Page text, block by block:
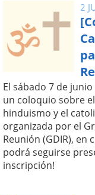
2
El sábado 7 de
un coloquio sobre
hinduismo y el
organizada por el
Reunión (GDIR),
podrá seguirse
inscripción!